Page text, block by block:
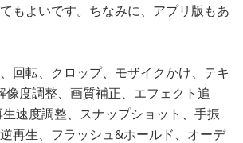
もよいです。ちなみに、アプリ版もあ
回転、クロップ、モザイクかけ、テキ
像度調整、画質補正、エフェクト追
速度調整、スナップショット、手振
再生、フラッシュ&ホールド、オーデ